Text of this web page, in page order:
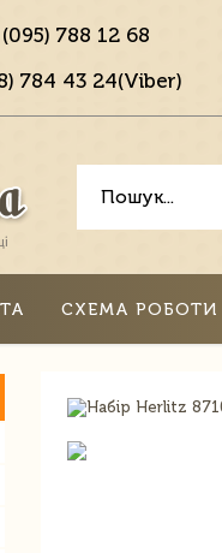
788 12 68
784 43 24(Viber)
СХЕМА РОБОТИ